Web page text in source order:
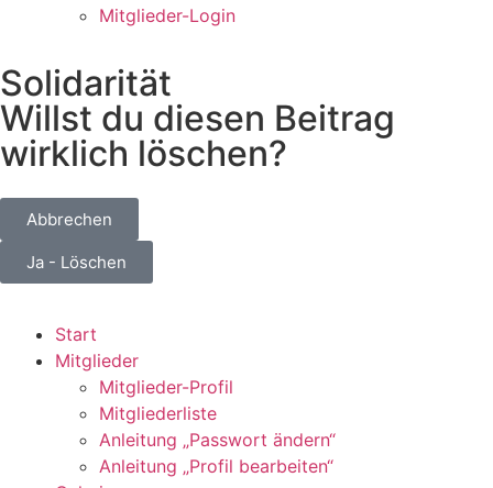
Mitglieder-Login
Solidarität
Willst du diesen Beitrag
wirklich löschen?
Abbrechen
Ja - Löschen
Start
Mitglieder
Mitglieder-Profil
Mitgliederliste
Anleitung „Passwort ändern“
Anleitung „Profil bearbeiten“